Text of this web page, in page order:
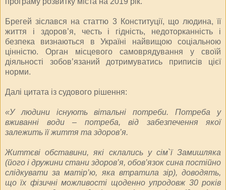
Брегей зіслався на статтю 3 Конституції, що людина, її
життя і здоров’я, честь і гідність, недоторканність і
безпека визнаються в Україні найвищою соціальною
цінністю. Орган місцевого самоврядування у своїй
діяльності зобов’язаний дотримуватись приписів цієї
норми.
Далі цитата із судового рішення:
«У людини існують вітальні потреби. Потреба у
вживанні води – потреба, від забезпечення якої
залежить її життя та здоров’я.
Життєві обставини, які склались у сім`ї Замишляка
(його і дружини стани здоров’я, обов’язок сина постійно
слідкувати за матір’ю, яка втратила зір), доводять,
що їх фізичні можливості щоденно упродовж 30 років